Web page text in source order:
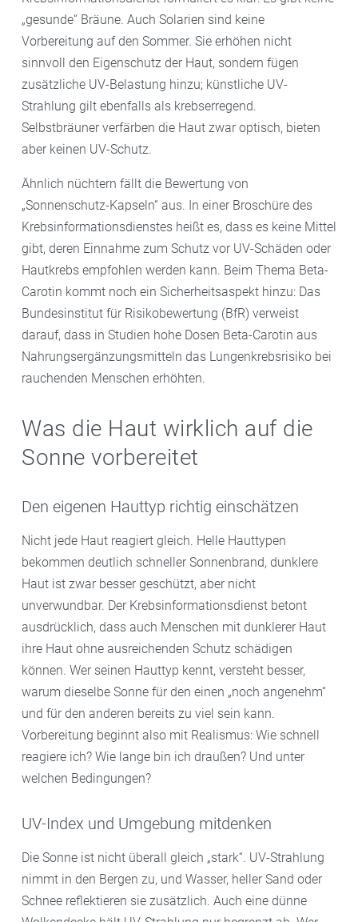
„gesunde“ Bräune. Auch Solarien sind keine
Vorbereitung auf den Sommer. Sie erhöhen nicht
sinnvoll den Eigenschutz der Haut, sondern fügen
zusätzliche UV-Belastung hinzu; künstliche UV-
Strahlung gilt ebenfalls als krebserregend.
Selbstbräuner verfärben die Haut zwar optisch, bieten
aber keinen UV-Schutz.
Ähnlich nüchtern fällt die Bewertung von
„Sonnenschutz-Kapseln“ aus. In einer Broschüre des
Krebsinformationsdienstes heißt es, dass es keine Mittel
gibt, deren Einnahme zum Schutz vor UV-Schäden oder
Hautkrebs empfohlen werden kann. Beim Thema Beta-
Carotin kommt noch ein Sicherheitsaspekt hinzu: Das
Bundesinstitut für Risikobewertung (BfR) verweist
darauf, dass in Studien hohe Dosen Beta-Carotin aus
Nahrungsergänzungsmitteln das Lungenkrebsrisiko bei
rauchenden Menschen erhöhten.
Was die Haut wirklich auf die
Sonne vorbereitet
Den eigenen Hauttyp richtig einschätzen
Nicht jede Haut reagiert gleich. Helle Hauttypen
bekommen deutlich schneller Sonnenbrand, dunklere
Haut ist zwar besser geschützt, aber nicht
unverwundbar. Der Krebsinformationsdienst betont
ausdrücklich, dass auch Menschen mit dunklerer Haut
ihre Haut ohne ausreichenden Schutz schädigen
können. Wer seinen Hauttyp kennt, versteht besser,
warum dieselbe Sonne für den einen „noch angenehm“
und für den anderen bereits zu viel sein kann.
Vorbereitung beginnt also mit Realismus: Wie schnell
reagiere ich? Wie lange bin ich draußen? Und unter
welchen Bedingungen?
UV-Index und Umgebung mitdenken
Die Sonne ist nicht überall gleich „stark“. UV-Strahlung
nimmt in den Bergen zu, und Wasser, heller Sand oder
Schnee reflektieren sie zusätzlich. Auch eine dünne